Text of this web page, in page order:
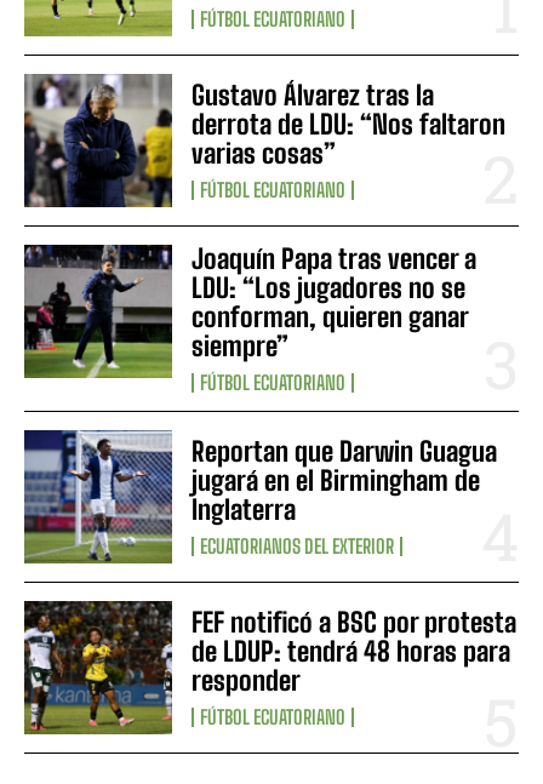
FÚTBOL ECUATORIANO
Gustavo Álvarez tras la
derrota de LDU: “Nos faltaron
varias cosas”
FÚTBOL ECUATORIANO
Joaquín Papa tras vencer a
LDU: “Los jugadores no se
conforman, quieren ganar
siempre”
FÚTBOL ECUATORIANO
Reportan que Darwin Guagua
jugará en el Birmingham de
Inglaterra
ECUATORIANOS DEL EXTERIOR
FEF notificó a BSC por protesta
de LDUP: tendrá 48 horas para
responder
FÚTBOL ECUATORIANO